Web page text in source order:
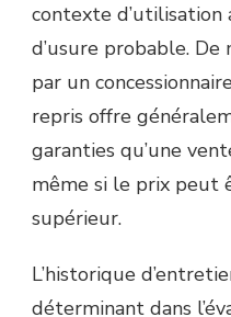
contexte d’utilisation
d’usure probable.
par un
repris offre
garanties qu’une
même si le prix peut
supérieur.
L’historique
déterminant dans